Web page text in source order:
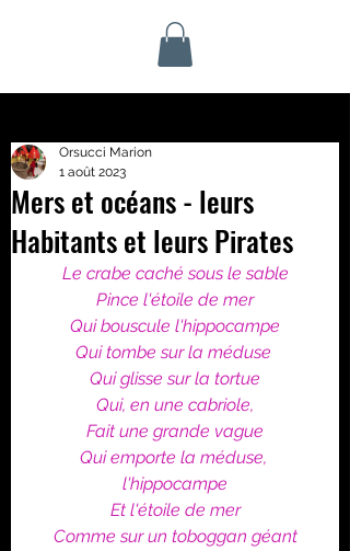
Mers et océans - leurs
Habitants et leurs Pirates
Orsucci Marion
1 août 2023
Le crabe caché sous le sable
Pince l'étoile de mer
Qui bouscule l'hippocampe
Qui tombe sur la méduse
Qui glisse sur la tortue
Qui, en une cabriole,
Fait une grande vague
Qui emporte la méduse,
l'hippocampe
Et l'étoile de mer
Comme sur un toboggan géant